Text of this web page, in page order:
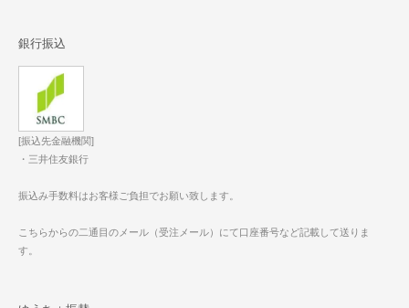
銀行振込
[振込先金融機関]
・三井住友銀行
振込み手数料はお客様ご負担でお願い致します。
こちらからの二通目のメール（受注メール）にて口座番号など記載して送りま
す。